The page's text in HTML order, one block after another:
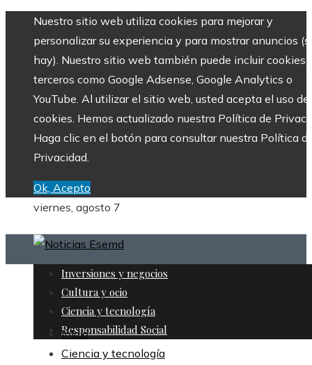
Nuestro sitio web utiliza cookies para mejorar y
personalizar su experiencia y para mostrar anuncios
hay). Nuestro sitio web también puede incluir cookies
terceros como Google Adsense, Google Analytics o
YouTube. Al utilizar el sitio web, usted acepta el uso de
cookies. Hemos actualizado nuestra Política de
Haga clic en el botón para consultar nuestra Política
Privacidad.
Ok, Acepto
viernes, agosto 7
Inversiones y negocios
Cultura y ocio
Ciencia y tecnología
Responsabilidad Social
Inicio
Ciencia y tecnología